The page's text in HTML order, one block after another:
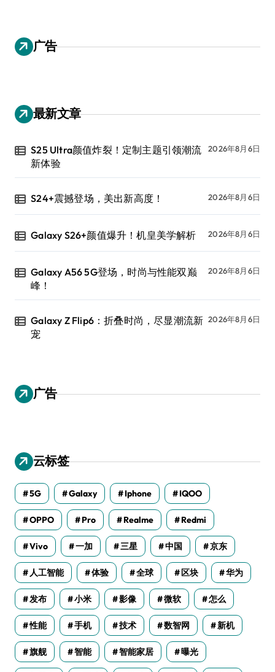
广告
最新文章
S25 Ultra颜值炸裂！定制主题引领潮流
新体验
2026年8月6日
S24+震撼登场，美出新高度！ 2026年8月6日
Galaxy S26+颜值爆升！机皇美学解析 2026年8月6日
Galaxy A56 5G登场，时尚与性能双巅
峰！
2026年8月6日
Galaxy Z Flip6：折叠时尚，尽显潮流新
宠
2026年8月6日
广告
云标签
5G Galaxy Iphone IQOO
OPPO Pro Realme Redmi
Vivo 一加 三星 中国 京东
人工智能 体验 全球 区块 华为
发布 小米 影像 微软 怎么
性能 手机 技术 数智网 新机
旗舰 智能 智能家居 曝光